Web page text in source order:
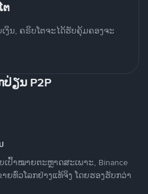
ຕ
ງິນ, ຄຣິບໂຕຈະໄດ້ຮັບຄຸ້ມຄອງຈະ
ຽນ P2P
ປົ້າໝາຍຕະຫຼາດສະເພາະ, Binance
ຍທົ່ວໂລກຢ່າງແທ້ຈິງ ໂດຍຮອງຮັບກວ່າ